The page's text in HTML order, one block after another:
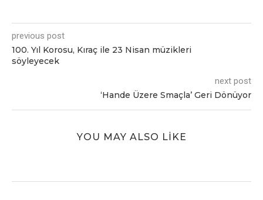
previous post
100. Yıl Korosu, Kıraç ile 23 Nisan müzikleri
söyleyecek
next post
‘Hande Üzere Smaçla’ Geri Dönüyor
YOU MAY ALSO LIKE